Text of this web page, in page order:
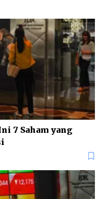
7 Saham yang